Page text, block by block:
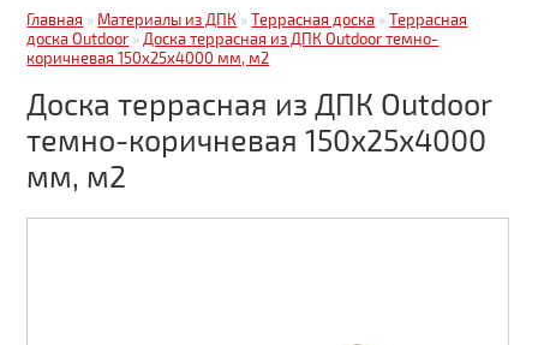
СТАТЬИ
ГАЛЕРЕЯ
ДОСТАВКА И ОПЛАТА
КОНТАКТЫ
Гипсокартон, комплектующие
Строительные смеси
Кирпич, блоки
Краски, грунтовки, клея
Металлочерепица
Главная » Материалы из ДПК »Террасная доска »Террасная
доска Outdoor » Доска террасная из ДПК Outdoor темно-
коричневая 150х25х4000 мм, м2
Доска террасная из ДПК Outdoor
темно-коричневая 150х25х4000
мм, м2